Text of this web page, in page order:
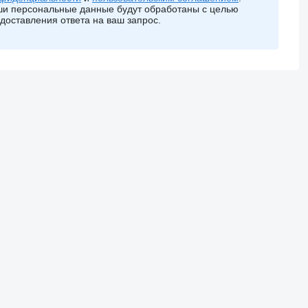
персональные данные будут обработаны с целью
ответа на ваш запрос.